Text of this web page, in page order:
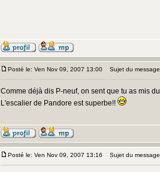
Posté le: Ven Nov 09, 2007 13:00 Sujet du
Comme déjà dis P-neuf, on sent que tu as mis
L'escalier de Pandore est superbe!!
Posté le: Ven Nov 09, 2007 13:16 Sujet du